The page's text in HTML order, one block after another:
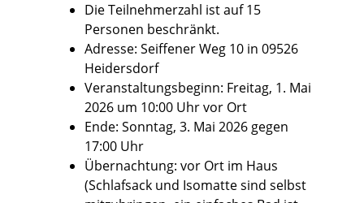
Die Teilnehmerzahl ist auf 15
Personen beschränkt.
Adresse: Seiffener Weg 10 in 09526
Heidersdorf
Veranstaltungsbeginn: Freitag, 1. Mai
2026 um 10:00 Uhr vor Ort
Ende: Sonntag, 3. Mai 2026 gegen
17:00 Uhr
Übernachtung: vor Ort im Haus
(Schlafsack und Isomatte sind selbst